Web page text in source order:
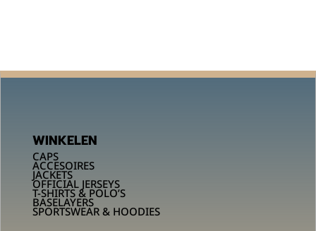
WINKELEN
CAPS
ACCESOIRES
JACKETS
OFFICIAL JERSEYS
T-SHIRTS & POLO’S
BASELAYERS
SPORTSWEAR & HOODIES